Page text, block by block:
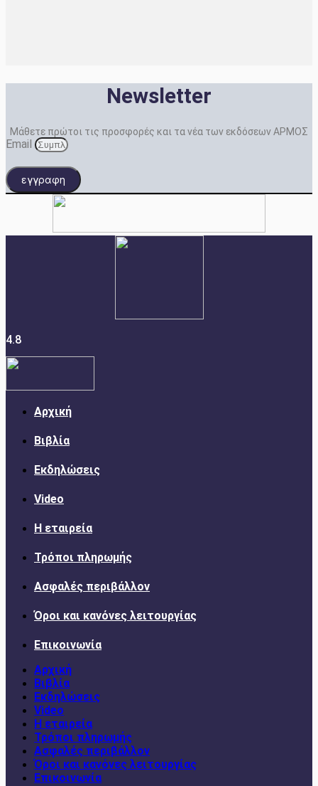
Newsletter
Μάθετε πρώτοι τις προσφορές και τα νέα των εκδόσεων ΑΡΜΟΣ
Email
εγγραφη
4.8
Αρχική
Βιβλία
Εκδηλώσεις
Video
Η εταιρεία
Τρόποι πληρωμής
Ασφαλές περιβάλλον
Όροι και κανόνες λειτουργίας
Επικοινωνία
Αρχική
Βιβλία
Εκδηλώσεις
Video
Η εταιρεία
Τρόποι πληρωμής
Ασφαλές περιβάλλον
Όροι και κανόνες λειτουργίας
Επικοινωνία